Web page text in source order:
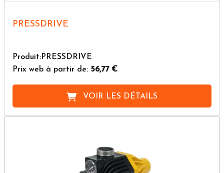
PRESSDRIVE
Produit:PRESSDRIVE
Prix web à partir de: 56,77 €
VOIR LES DÉTAILS